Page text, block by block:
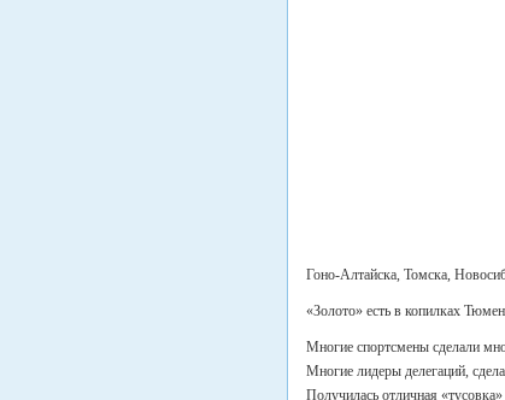
Гоно-Алтайска, Томска,
«Золото» есть в копилках
Многие спортсмены сделали
Многие лидеры делегаций,
Получилась отличная